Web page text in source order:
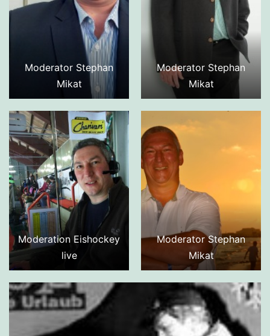
Moderator Stephan
Mikat
Moderator Stephan
Mikat
Moderation Eishockey
live
Moderator Stephan
Mikat